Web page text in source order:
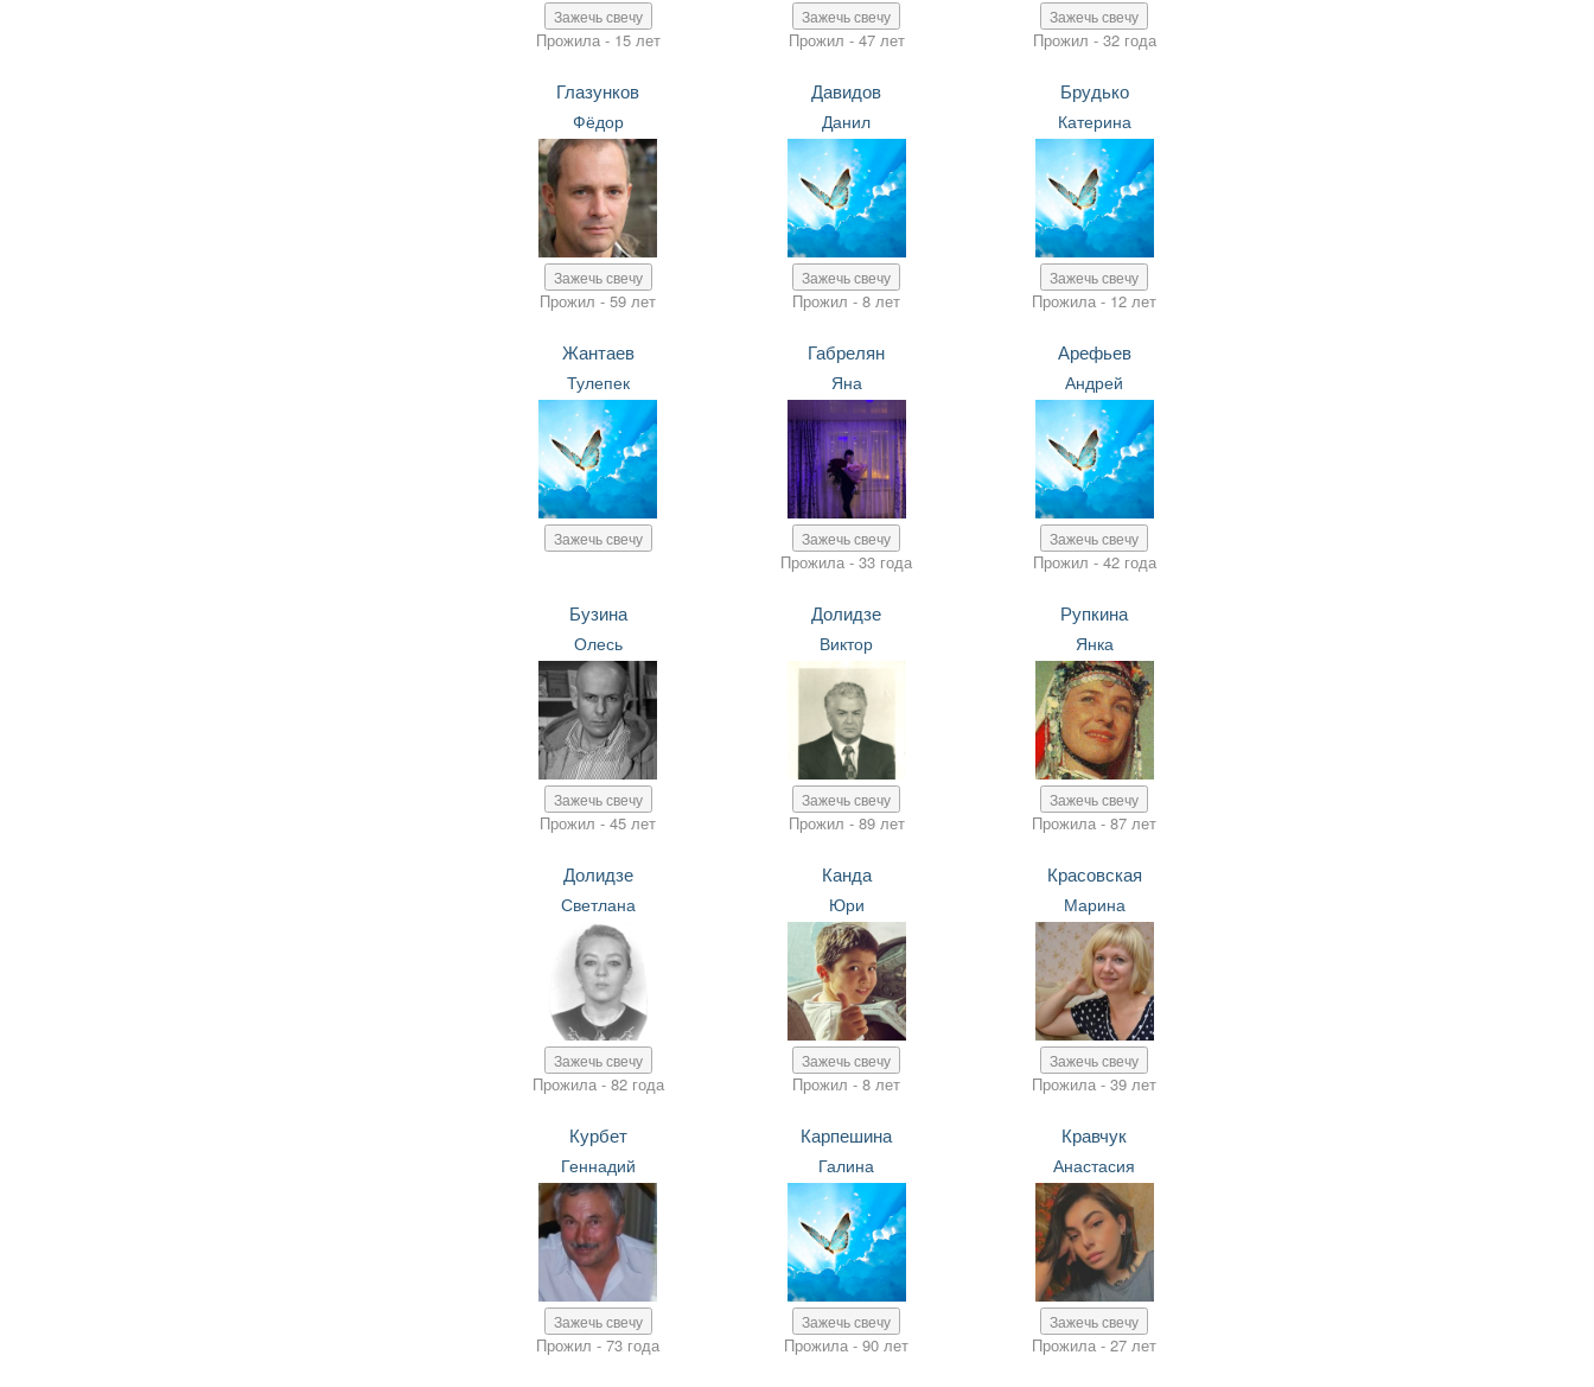
Зажечь свечу
Прожила - 15 лет
Зажечь свечу
Прожил - 47 лет
Зажечь свечу
Прожил - 32 года
Глазунков
Фёдор
Зажечь свечу
Прожил - 59 лет
Давидов
Данил
Зажечь свечу
Прожил - 8 лет
Брудько
Катерина
Зажечь свечу
Прожила - 12 лет
Жантаев
Тулепек
Зажечь свечу
Габрелян
Яна
Зажечь свечу
Прожила - 33 года
Арефьев
Андрей
Зажечь свечу
Прожил - 42 года
Бузина
Олесь
Зажечь свечу
Прожил - 45 лет
Долидзе
Виктор
Зажечь свечу
Прожил - 89 лет
Рупкина
Янка
Зажечь свечу
Прожила - 87 лет
Долидзе
Светлана
Зажечь свечу
Прожила - 82 года
Канда
Юри
Зажечь свечу
Прожил - 8 лет
Красовская
Марина
Зажечь свечу
Прожила - 39 лет
Курбет
Геннадий
Зажечь свечу
Прожил - 73 года
Карпешина
Галина
Зажечь свечу
Прожила - 90 лет
Кравчук
Анастасия
Зажечь свечу
Прожила - 27 лет